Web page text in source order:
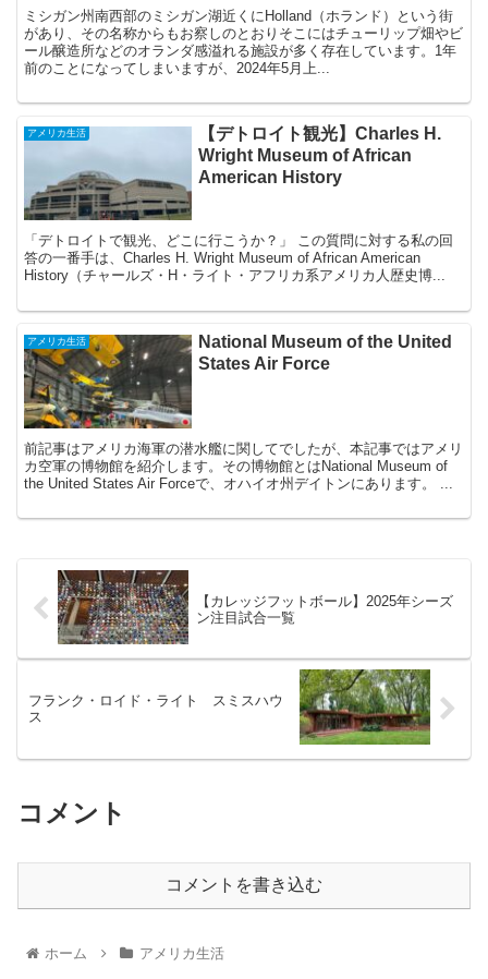
ミシガン州南西部のミシガン湖近くにHolland（ホランド）という街
があり、その名称からもお察しのとおりそこにはチューリップ畑やビ
ール醸造所などのオランダ感溢れる施設が多く存在しています。1年
前のことになってしまいますが、2024年5月上...
アメリカ生活
【デトロイト観光】Charles H.
Wright Museum of African
American History
「デトロイトで観光、どこに行こうか？」 この質問に対する私の回
答の一番手は、Charles H. Wright Museum of African American
History（チャールズ・H・ライト・アフリカ系アメリカ人歴史博...
アメリカ生活
National Museum of the United
States Air Force
前記事はアメリカ海軍の潜水艦に関してでしたが、本記事ではアメリ
カ空軍の博物館を紹介します。その博物館とはNational Museum of
the United States Air Forceで、オハイオ州デイトンにあります。 ...
【カレッジフットボール】2025年シーズ
ン注目試合一覧
フランク・ロイド・ライト スミスハウ
ス
コメント
コメントを書き込む
ホーム アメリカ生活